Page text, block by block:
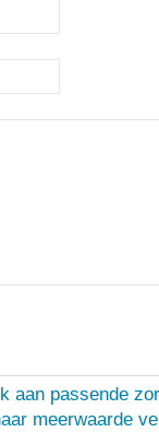
aan passende
meerwaarde